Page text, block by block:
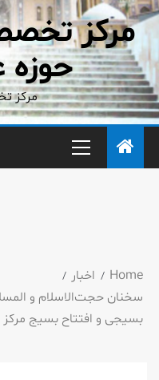
مرکز
حوزه
مرکز
Home
اخبار
سخنان حجت‌الاسلام و
بسیجی و افتتاح بسیج